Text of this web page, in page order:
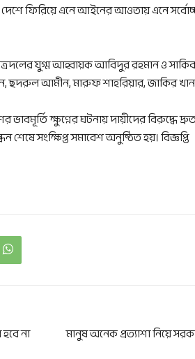
দেশে ফিরিয়ে এনে আইনের আওতায় এনে
যুগ্ম আহ্বায়ক আবিদুর রহমান ও সাকিব
ছদরুল আমীন, মারুফ শাহরিয়ার, জাকির
ভাবমূর্তি ক্ষুণ্নের ঘটনায় দায়ীদের বিরুদ্ধে
সংক্ষিপ্ত সমাবেশ অনুষ্ঠিত হয়। বিজ্ঞপ্তি
না মানুষ অনেক প্রত্যাশা নিয়ে